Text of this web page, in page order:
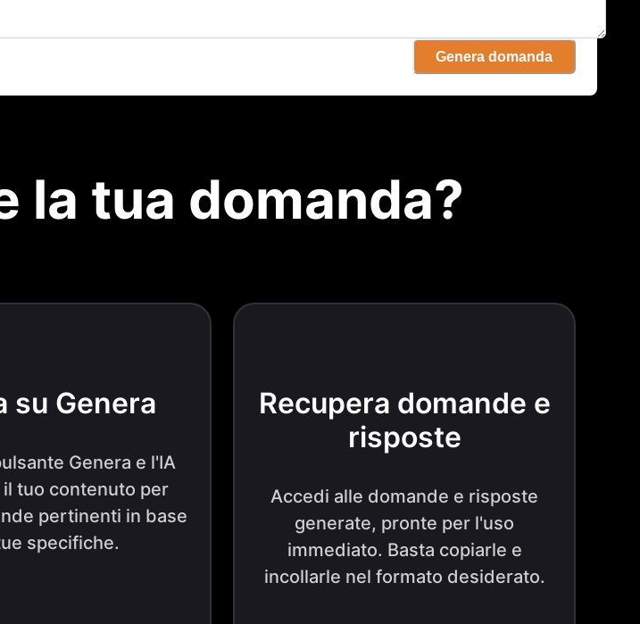
Genera domanda
la tua domanda?
su Genera
Genera e l'IA
il tuo contenuto per
pertinenti in base
specifiche.
Recupera domande e
risposte
Accedi alle domande e risposte
generate, pronte per l'uso
immediato. Basta copiarle e
incollarle nel formato desiderato.